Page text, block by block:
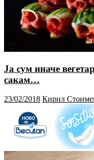
Ја сум иначе
сакам…
23/02/2018 Кирил